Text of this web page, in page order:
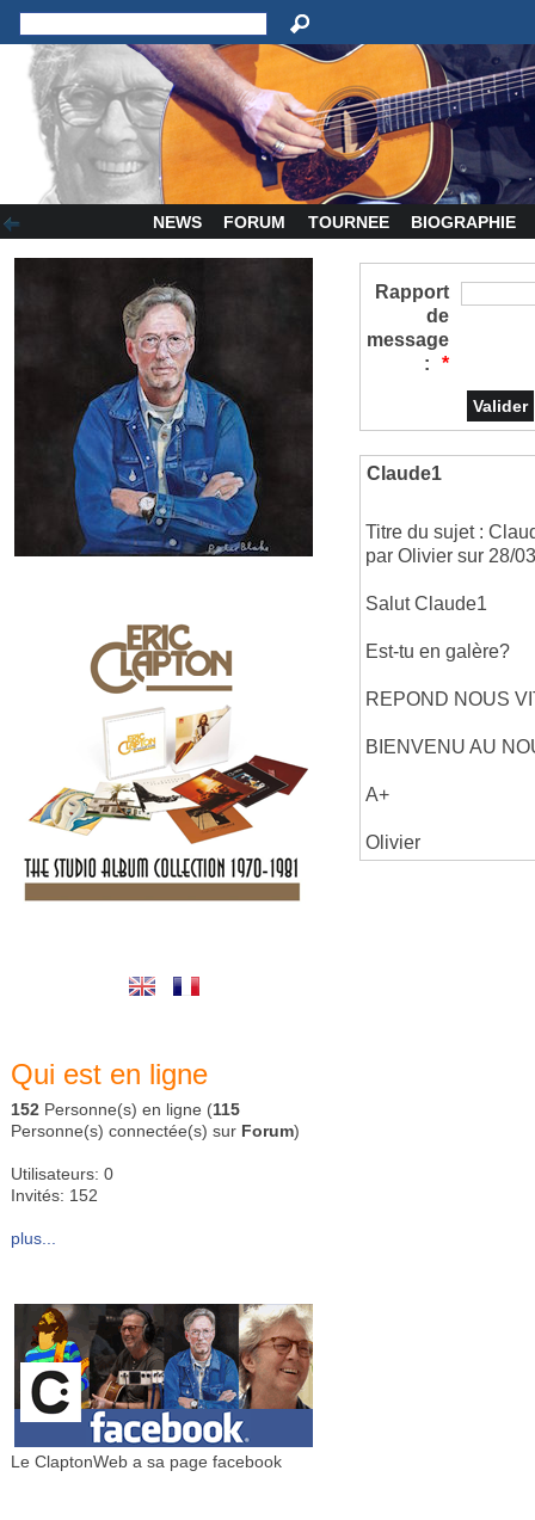
NEWS FORUM TOURNEE BIOGRAPHIE
Qui est en ligne
152 Personne(s) en ligne (115
Personne(s) connectée(s) sur Forum)
Utilisateurs: 0
Invités: 152
plus...
Le ClaptonWeb a sa page facebook
Rapport
de
message
:
*
Claude1
Titre du sujet :
par Olivier sur 28/
Salut Claude1
Est-tu en galère?
REPOND NOUS
BIENVENU AU
A+
Olivier